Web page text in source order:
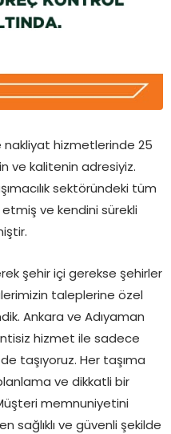
nakliyat hizmetlerinde 25
ve kalitenin adresiyiz.
sektöründeki tüm
ve kendini sürekli
şehir içi gerekse şehirler
taleplerine özel
Ankara ve Adıyaman
hizmet ile sadece
taşıyoruz. Her taşıma
ve dikkatli bir
memnuniyetini
sağlıklı ve güvenli şekilde